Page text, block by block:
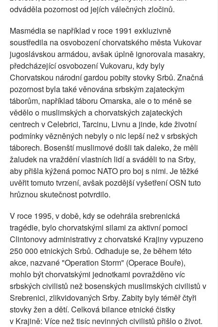
odváděla pozornost od jejích válečných zločinů.
Masmédia se například v roce 1991 exkluzivně
soustředila na osvobození chorvatského města Vukovar
jugoslávskou armádou, avšak úplně ignorovala masakry,
předcházející osvobození Vukovaru, kdy byly
Chorvatskou národní gardou pobity stovky Srbů. Značná
pozornost byla také věnována srbským zajateckým
táborům, například táboru Omarska, ale o to méně se
vědělo o muslimských a chorvatských zajateckých
centrech v Celebrici, Tarcinu, Livnu a jinde, kde životní
podmínky vězněných nebyly o nic lepší než v srbských
táborech. Bosenští muslimové došli tak daleko, že měli
žaludek na vraždění vlastních lidí a sváděli to na Srby,
aby přišla kýžená pomoc NATO pro boj s nimi. Je těžké
uvěřit tomuto tvrzení, avšak pozdější vyšetření OSN tuto
hrůznou skutečnost potvrdilo.
V roce 1995, v době, kdy se odehrála srebrenická
tragédie, bylo chorvatskými silami za aktivní pomoci
Clintonovy administrativy z chorvatské Krajiny vypuzeno
250 000 etnických Srbů. Odhaduje se, že během této
akce, nazvané "Operation Storm" (Operace Bouře),
mohlo být chorvatskými jednotkami povražděno víc
srbských civilistů než bosenských muslimských civilistů v
Srebrenici, zlikvidovaných Srby. Zabity byly téměř čtyři
stovky žen a dětí. Celková bilance etnické čistky
v Krajině: Více než tisíc nevinných civilistů přišlo o život.